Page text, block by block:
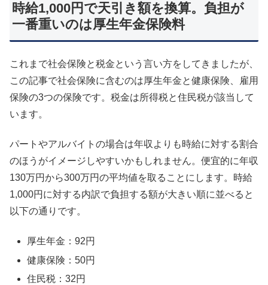
時給1,000円で天引き額を換算。負担が
一番重いのは厚生年金保険料
これまで社会保険と税金という言い方をしてきましたが、
この記事で社会保険に含むのは厚生年金と健康保険、雇用
保険の3つの保険です。税金は所得税と住民税が該当して
います。
パートやアルバイトの場合は年収よりも時給に対する割合
のほうがイメージしやすいかもしれません。便宜的に年収
130万円から300万円の平均値を取ることにします。時給
1,000円に対する内訳で負担する額が大きい順に並べると
以下の通りです。
厚生年金：92円
健康保険：50円
住民税：32円